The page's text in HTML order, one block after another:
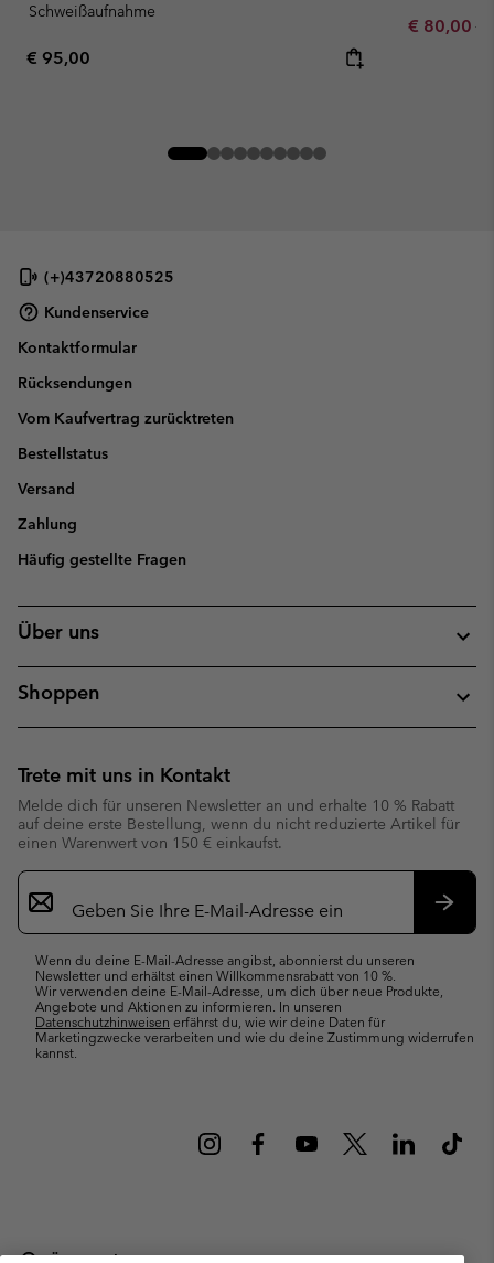
Schweißaufnahme
Regular price:
€ 95,00
Sale price:
€ 80,00€
(+)43720880525
Kundenservice
Kontaktformular
Rücksendungen
Vom Kaufvertrag zurücktreten
Bestellstatus
Versand
Zahlung
Häufig gestellte Fragen
Über uns
Shoppen
Trete mit uns in Kontakt
Melde dich für unseren Newsletter an und erhalte 10 % Rabatt
auf deine erste Bestellung, wenn du nicht reduzierte Artikel für
einen Warenwert von 150 € einkaufst.
Newsletter-
Anmeldung
Wenn du deine E-Mail-Adresse angibst, abonnierst du unseren
Newsletter und erhältst einen Willkommensrabatt von 10 %.
Wir verwenden deine E-Mail-Adresse, um dich über neue Produkte,
Angebote und Aktionen zu informieren. In unseren
Datenschutzhinweisen erfährst du, wie wir deine Daten für
Marketingzwecke verarbeiten und wie du deine Zustimmung widerrufen
kannst.